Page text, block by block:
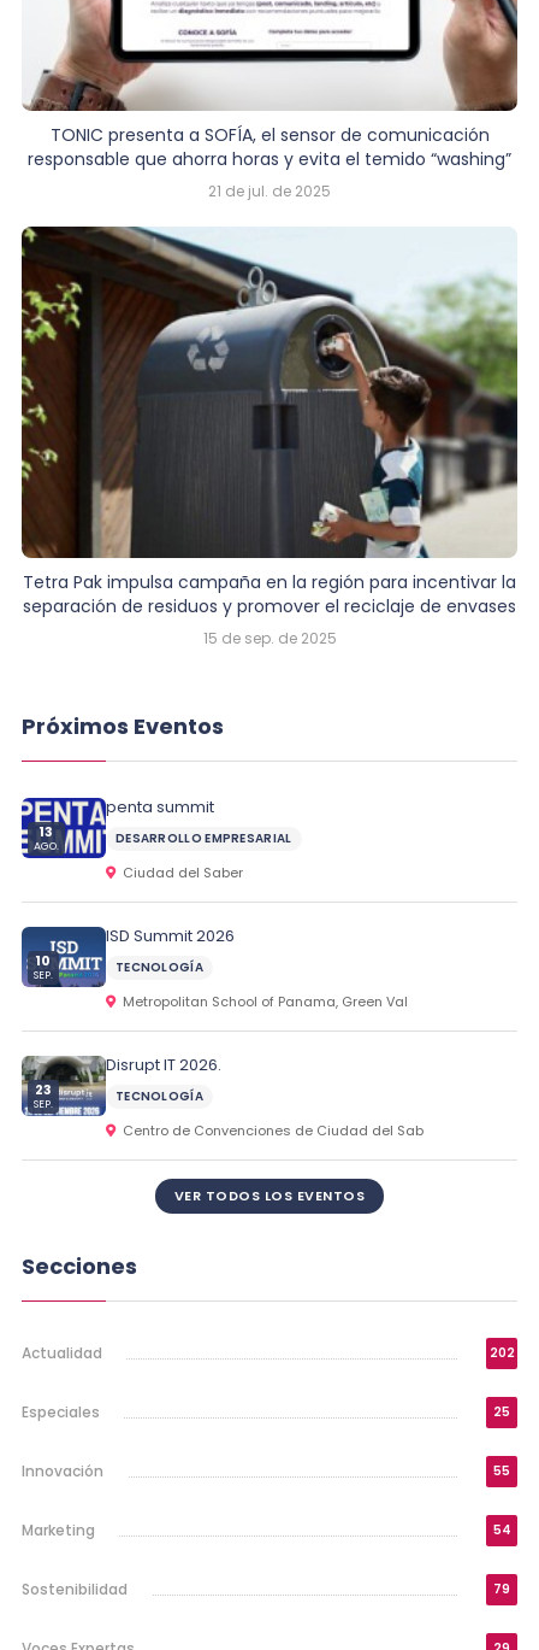
TONIC presenta a SOFÍA, el sensor de comunicación
responsable que ahorra horas y evita el temido “washing”
21 de jul. de 2025
Tetra Pak impulsa campaña en la región para incentivar la
separación de residuos y promover el reciclaje de envases
15 de sep. de 2025
Próximos Eventos
13
AGO.
penta summit
DESARROLLO EMPRESARIAL
Ciudad del Saber
10
SEP.
ISD Summit 2026
TECNOLOGÍA
Metropolitan School of Panama, Green Val
23
SEP.
Disrupt IT 2026.
TECNOLOGÍA
Centro de Convenciones de Ciudad del Sab
VER TODOS LOS EVENTOS
Secciones
Actualidad 202
Especiales 25
Innovación 55
Marketing 54
Sostenibilidad 79